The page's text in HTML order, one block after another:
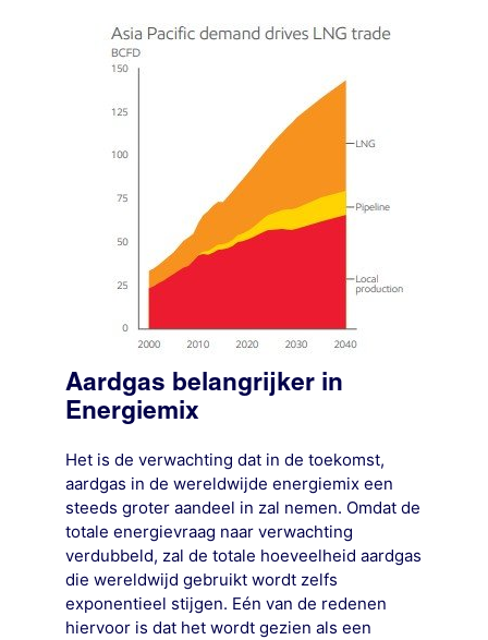
Aardgas belangrijker in
Energiemix
Het is de verwachting dat in de toekomst,
aardgas in de wereldwijde energiemix een
steeds groter aandeel in zal nemen. Omdat de
totale energievraag naar verwachting
verdubbeld, zal de totale hoeveelheid aardgas
die wereldwijd gebruikt wordt zelfs
exponentieel stijgen. Eén van de redenen
hiervoor is dat het wordt gezien als een